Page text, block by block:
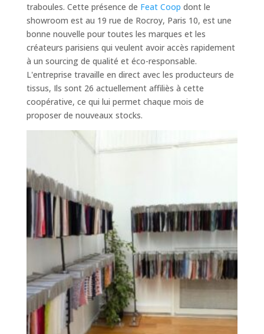
traboules. Cette présence de Feat Coop dont le
showroom est au 19 rue de Rocroy, Paris 10, est une
bonne nouvelle pour toutes les marques et les
créateurs parisiens qui veulent avoir accès rapidement
à un sourcing de qualité et éco-responsable.
L'entreprise travaille en direct avec les producteurs de
tissus, Ils sont 26 actuellement affiliès à cette
coopérative, ce qui lui permet chaque mois de
proposer de nouveaux stocks.